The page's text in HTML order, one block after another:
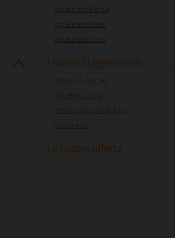
Agriturismo Pistoia
Agriturismo Prato
Agriturismo Siena
I Nostri Suggerimenti
Dimore di charme
Solo Agriturismo
Prenotazione immediata
Best Sellers
Le nostre offerte